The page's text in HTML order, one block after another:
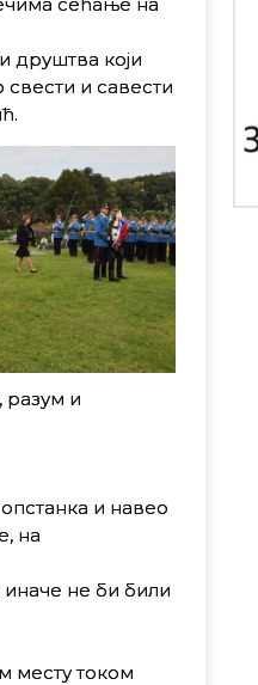
друштва коjи
и савести
разум и
и навео
на
не би били
месту током